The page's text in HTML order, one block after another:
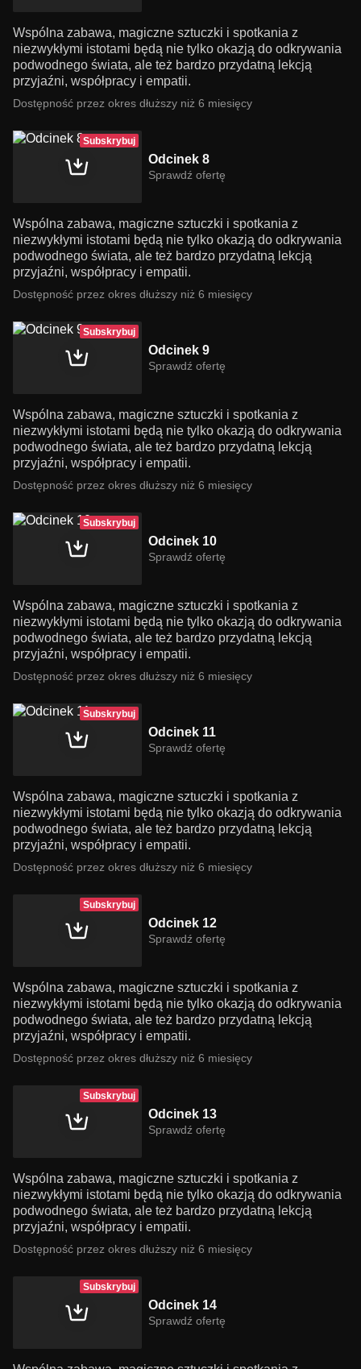
Wspólna zabawa, magiczne sztuczki i spotkania z
niezwykłymi istotami będą nie tylko okazją do odkrywania
podwodnego świata, ale też bardzo przydatną lekcją
przyjaźni, współpracy i empatii.
Dostępność przez okres dłuższy niż 6 miesięcy
Subskrybuj
Odcinek 8
Sprawdź ofertę
Wspólna zabawa, magiczne sztuczki i spotkania z
niezwykłymi istotami będą nie tylko okazją do odkrywania
podwodnego świata, ale też bardzo przydatną lekcją
przyjaźni, współpracy i empatii.
Dostępność przez okres dłuższy niż 6 miesięcy
Subskrybuj
Odcinek 9
Sprawdź ofertę
Wspólna zabawa, magiczne sztuczki i spotkania z
niezwykłymi istotami będą nie tylko okazją do odkrywania
podwodnego świata, ale też bardzo przydatną lekcją
przyjaźni, współpracy i empatii.
Dostępność przez okres dłuższy niż 6 miesięcy
Subskrybuj
Odcinek 10
Sprawdź ofertę
Wspólna zabawa, magiczne sztuczki i spotkania z
niezwykłymi istotami będą nie tylko okazją do odkrywania
podwodnego świata, ale też bardzo przydatną lekcją
przyjaźni, współpracy i empatii.
Dostępność przez okres dłuższy niż 6 miesięcy
Subskrybuj
Odcinek 11
Sprawdź ofertę
Wspólna zabawa, magiczne sztuczki i spotkania z
niezwykłymi istotami będą nie tylko okazją do odkrywania
podwodnego świata, ale też bardzo przydatną lekcją
przyjaźni, współpracy i empatii.
Dostępność przez okres dłuższy niż 6 miesięcy
Subskrybuj
Odcinek 12
Sprawdź ofertę
Wspólna zabawa, magiczne sztuczki i spotkania z
niezwykłymi istotami będą nie tylko okazją do odkrywania
podwodnego świata, ale też bardzo przydatną lekcją
przyjaźni, współpracy i empatii.
Dostępność przez okres dłuższy niż 6 miesięcy
Subskrybuj
Odcinek 13
Sprawdź ofertę
Wspólna zabawa, magiczne sztuczki i spotkania z
niezwykłymi istotami będą nie tylko okazją do odkrywania
podwodnego świata, ale też bardzo przydatną lekcją
przyjaźni, współpracy i empatii.
Dostępność przez okres dłuższy niż 6 miesięcy
Subskrybuj
Odcinek 14
Sprawdź ofertę